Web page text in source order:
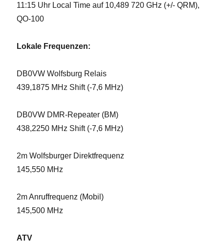
11:15 Uhr Local Time auf 10,489 720 GHz (+/- QRM),
QO-100
Lokale Frequenzen:
DB0VW Wolfsburg Relais
439,1875 MHz Shift (-7,6 MHz)
DB0VW DMR-Repeater (BM)
438,2250 MHz Shift (-7,6 MHz)
2m Wolfsburger Direktfrequenz
145,550 MHz
2m Anruffrequenz (Mobil)
145,500 MHz
ATV